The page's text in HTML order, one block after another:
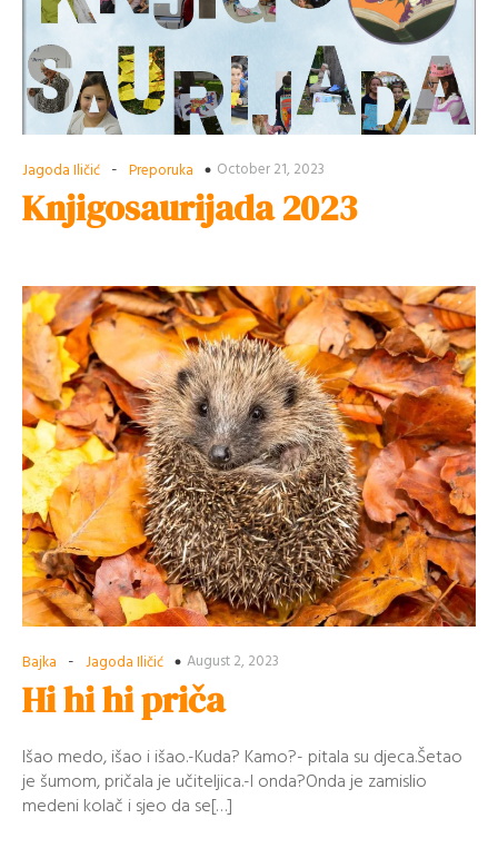
Jagoda Iličić - Preporuka October 21, 2023
Knjigosaurijada 2023
Bajka - Jagoda Iličić August 2, 2023
Hi hi hi priča
Išao medo, išao i išao.-Kuda? Kamo?- pitala su djeca.Šetao
je šumom, pričala je učiteljica.-I onda?Onda je zamislio
medeni kolač i sjeo da se[…]